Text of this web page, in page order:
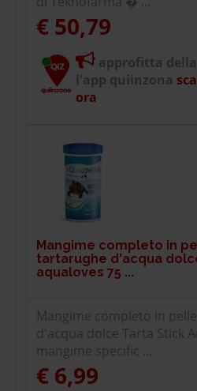
€ 50,79
approfitta della
l'app quiinzona
ora
Mangime completo in
tartarughe d'acqua
aqualoves 75 ...
Mangime completo in
d'acqua dolce Tarta Stick
mangime specific ...
€ 6,99